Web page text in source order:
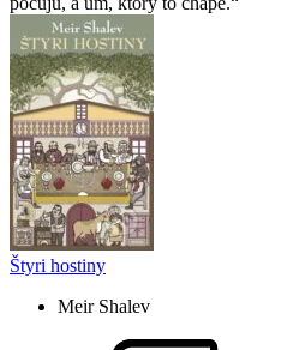
Štyri hostiny
Meir Shalev